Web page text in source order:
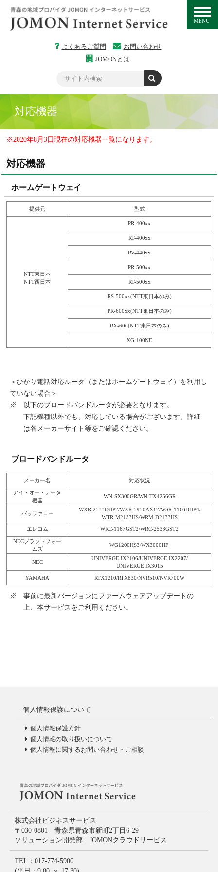
よくあるご質問
お問い合わせ
JOMONとは
MENU
対応機器
※2020年8月3日現在の対応機器一覧になります。
対応機器
ホームゲートウェイ
提供元 型式
NTT東日本
NTT西日本
PR-400xx
RT-400xx
RV-440xx
PR-500xx
RT-500xx
RS-500xx(NTT東日本のみ)
PR-600xx(NTT東日本のみ)
RX-600(NTT東日本のみ)
XG-100NE
＜ひかり電話対応ルータ（またはホームゲートウェイ）を利用し
ていない場合＞
※
以下のブロードバンドルータが必要となります。
下記機種以外でも、対応している場合がございます。詳細
は各メーカーサイト等をご確認ください。
ブロードバンドルータ
メーカー名 対応状況
アイ・オー・データ
機器
WN-SX300GR/WN-TX4266GR
バッファロー
WXR-2533DHP2/WXR-5950AX12/WSR-1166DHP4/
WTR-M2133HS/WRM-D2133HS
エレコム
WRC-1167GST2/WRC-2533GST2
NECプラットフォー
ムズ
WG1200HS3/WX3000HP
NEC
UNIVERGE IX2106/UNIVERGE IX2207/
UNIVERGE IX3015
YAMAHA
RTX1210/RTX830/NVR510/NVR700W
※
事前に最新バージョンにファームウェアアップデートの
上、本サービスをご利用ください。
個人情報保護について
個人情報保護方針
個人情報の取り扱いについて
個人情報に関するお問い合わせ・ご相談
株式会社ビジネスサービス
〒030-0801 青森県青森市新町2丁目6-29
ソリューション開発部 JOMONクラウドサービス
TEL：017-774-5900